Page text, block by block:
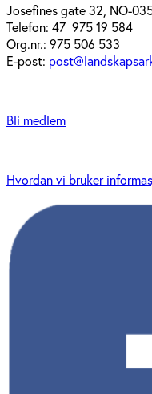
Josefines gate 32, NO-
Telefon: 47 975 19 584
Org.nr.: 975 506 533
E-post:
Bli medlem
Hvordan vi bruker